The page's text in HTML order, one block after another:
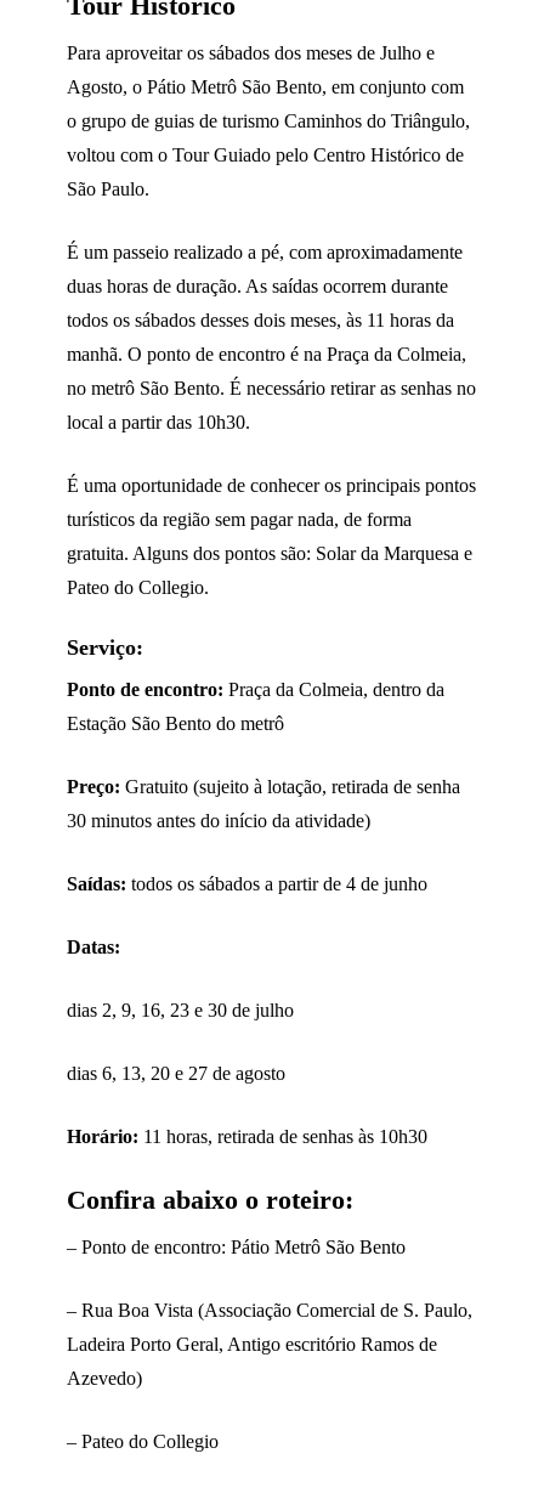
Para aproveitar os sábados dos meses de Julho e
Agosto, o Pátio Metrô São Bento, em conjunto com
o grupo de guias de turismo Caminhos do Triângulo,
voltou com o Tour Guiado pelo Centro Histórico de
São Paulo.
É um passeio realizado a pé, com aproximadamente
duas horas de duração. As saídas ocorrem durante
todos os sábados desses dois meses, às 11 horas da
manhã. O ponto de encontro é na Praça da Colmeia,
no metrô São Bento. É necessário retirar as senhas no
local a partir das 10h30.
É uma oportunidade de conhecer os principais pontos
turísticos da região sem pagar nada, de forma
gratuita. Alguns dos pontos são: Solar da Marquesa e
Pateo do Collegio.
Serviço:
Ponto de encontro: Praça da Colmeia, dentro da
Estação São Bento do metrô
Preço: Gratuito (sujeito à lotação, retirada de senha
30 minutos antes do início da atividade)
Saídas: todos os sábados a partir de 4 de junho
Datas:
dias 2, 9, 16, 23 e 30 de julho
dias 6, 13, 20 e 27 de agosto
Horário: 11 horas, retirada de senhas às 10h30
Confira abaixo o roteiro:
– Ponto de encontro: Pátio Metrô São Bento
– Rua Boa Vista (Associação Comercial de S. Paulo,
Ladeira Porto Geral, Antigo escritório Ramos de
Azevedo)
– Pateo do Collegio